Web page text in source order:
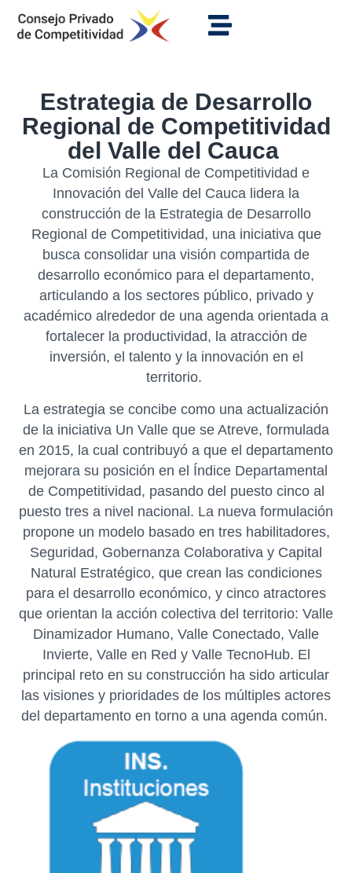
Estrategia de Desarrollo
Regional de Competitividad
del Valle del Cauca
La Comisión Regional de Competitividad e
Innovación del Valle del Cauca lidera la
construcción de la Estrategia de Desarrollo
Regional de Competitividad, una iniciativa que
busca consolidar una visión compartida de
desarrollo económico para el departamento,
articulando a los sectores público, privado y
académico alrededor de una agenda orientada a
fortalecer la productividad, la atracción de
inversión, el talento y la innovación en el
territorio.
La estrategia se concibe como una actualización
de la iniciativa Un Valle que se Atreve, formulada
en 2015, la cual contribuyó a que el departamento
mejorara su posición en el Índice Departamental
de Competitividad, pasando del puesto cinco al
puesto tres a nivel nacional. La nueva formulación
propone un modelo basado en tres habilitadores,
Seguridad, Gobernanza Colaborativa y Capital
Natural Estratégico, que crean las condiciones
para el desarrollo económico, y cinco atractores
que orientan la acción colectiva del territorio: Valle
Dinamizador Humano, Valle Conectado, Valle
Invierte, Valle en Red y Valle TecnoHub. El
principal reto en su construcción ha sido articular
las visiones y prioridades de los múltiples actores
del departamento en torno a una agenda común.